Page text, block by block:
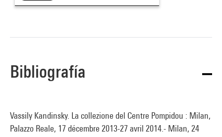
Bibliografía
Vassily Kandinsky. La collezione del Centre Pompidou : Milan,
Palazzo Reale, 17 décembre 2013-27 avril 2014.- Milan, 24